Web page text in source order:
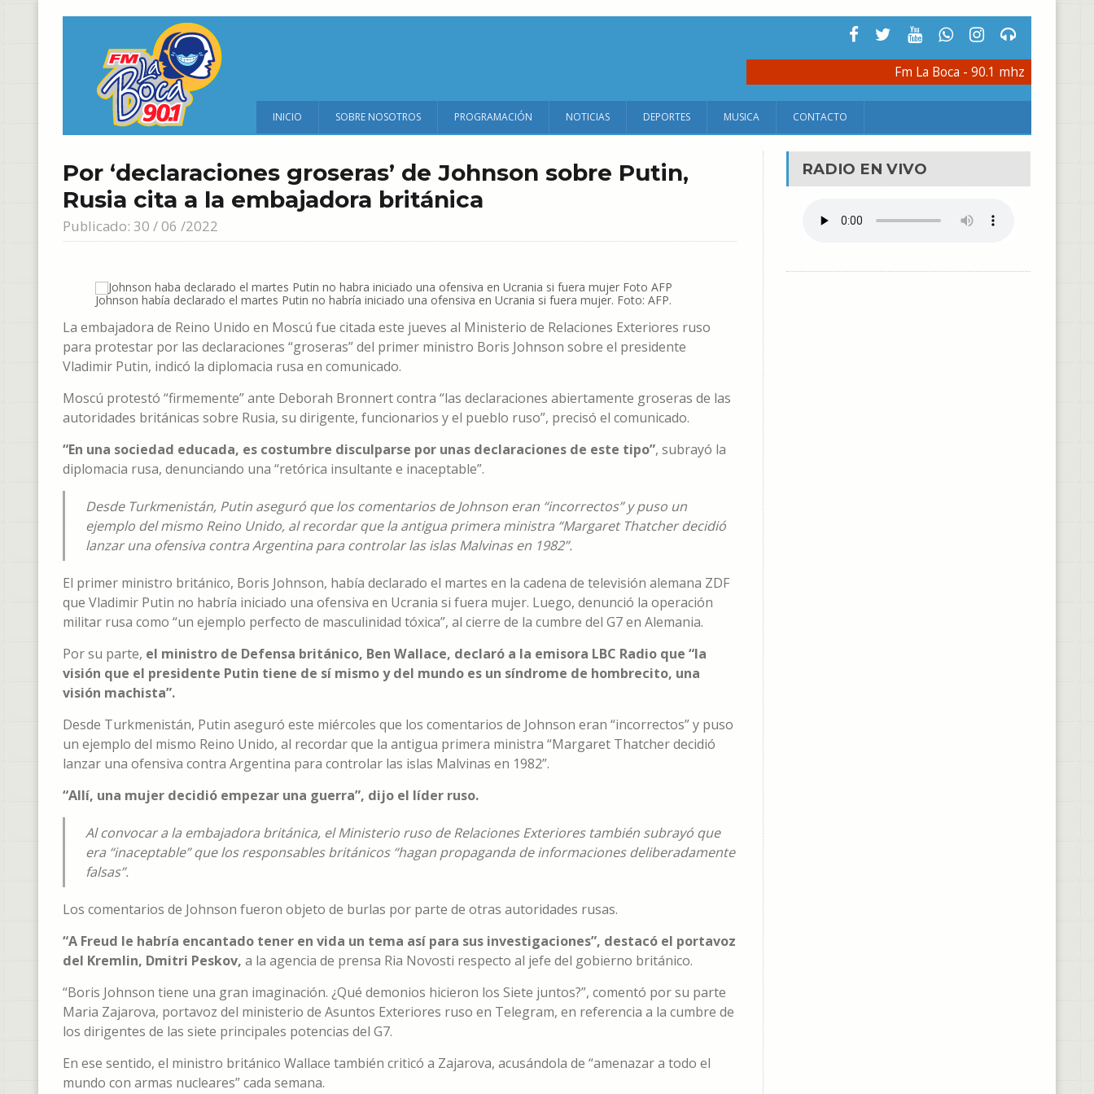
Fm La Boca - 90.1 mhz
INICIO SOBRE NOSOTROS PROGRAMACIÓN NOTICIAS DEPORTES MUSICA CONTACTO
Por ‘declaraciones groseras’ de Johnson sobre Putin,
Rusia cita a la embajadora británica
Publicado: 30 / 06 /2022
Johnson había declarado el martes Putin no habría iniciado una ofensiva en Ucrania si fuera mujer. Foto: AFP.
La embajadora de Reino Unido en Moscú fue citada este jueves al Ministerio de Relaciones Exteriores ruso
para protestar por las declaraciones “groseras” del primer ministro Boris Johnson sobre el presidente
Vladimir Putin, indicó la diplomacia rusa en comunicado.
Moscú protestó “firmemente” ante Deborah Bronnert contra “las declaraciones abiertamente groseras de las
autoridades británicas sobre Rusia, su dirigente, funcionarios y el pueblo ruso”, precisó el comunicado.
“En una sociedad educada, es costumbre disculparse por unas declaraciones de este tipo”, subrayó la
diplomacia rusa, denunciando una “retórica insultante e inaceptable”.
Desde Turkmenistán, Putin aseguró que los comentarios de Johnson eran “incorrectos” y puso un
ejemplo del mismo Reino Unido, al recordar que la antigua primera ministra “Margaret Thatcher decidió
lanzar una ofensiva contra Argentina para controlar las islas Malvinas en 1982”.
El primer ministro británico, Boris Johnson, había declarado el martes en la cadena de televisión alemana ZDF
que Vladimir Putin no habría iniciado una ofensiva en Ucrania si fuera mujer. Luego, denunció la operación
militar rusa como “un ejemplo perfecto de masculinidad tóxica”, al cierre de la cumbre del G7 en Alemania.
Por su parte, el ministro de Defensa británico, Ben Wallace, declaró a la emisora LBC Radio que “la
visión que el presidente Putin tiene de sí mismo y del mundo es un síndrome de hombrecito, una
visión machista”.
Desde Turkmenistán, Putin aseguró este miércoles que los comentarios de Johnson eran “incorrectos” y puso
un ejemplo del mismo Reino Unido, al recordar que la antigua primera ministra “Margaret Thatcher decidió
lanzar una ofensiva contra Argentina para controlar las islas Malvinas en 1982”.
“Allí, una mujer decidió empezar una guerra”, dijo el líder ruso.
Al convocar a la embajadora británica, el Ministerio ruso de Relaciones Exteriores también subrayó que
era “inaceptable” que los responsables británicos “hagan propaganda de informaciones deliberadamente
falsas”.
Los comentarios de Johnson fueron objeto de burlas por parte de otras autoridades rusas.
“A Freud le habría encantado tener en vida un tema así para sus investigaciones”, destacó el portavoz
del Kremlin, Dmitri Peskov, a la agencia de prensa Ria Novosti respecto al jefe del gobierno británico.
“Boris Johnson tiene una gran imaginación. ¿Qué demonios hicieron los Siete juntos?”, comentó por su parte
Maria Zajarova, portavoz del ministerio de Asuntos Exteriores ruso en Telegram, en referencia a la cumbre de
los dirigentes de las siete principales potencias del G7.
En ese sentido, el ministro británico Wallace también criticó a Zajarova, acusándola de “amenazar a todo el
mundo con armas nucleares” cada semana.
RADIO EN VIVO